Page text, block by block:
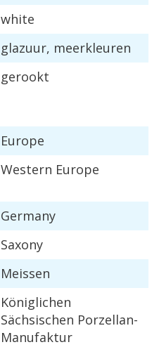
white
glazuur, meerkleuren
gerookt
Europe
Western Europe
Germany
Saxony
Meissen
Königlichen
Sächsischen Porzellan-
Manufaktur